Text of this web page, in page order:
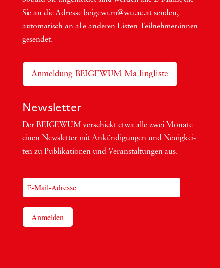
Sie an die Adres­se beigewum@wu.ac.at sen­den,
auto­ma­tisch an alle ande­ren Lis­ten-Teil­neh­me­r:in­nen
gesendet.
Anmeldung BEIGEWUM Mailingliste
Newsletter
Der BEIGEWUM ver­schickt etwa alle zwei Mona­te
einen News­let­ter mit Ankün­di­gun­gen und Neu­ig­kei­
ten zu Publi­ka­tio­nen und Ver­an­stal­tun­gen aus.